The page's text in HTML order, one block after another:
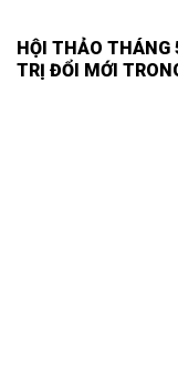
HỘI THẢO THÁNG
TRỊ ĐỔI MỚI